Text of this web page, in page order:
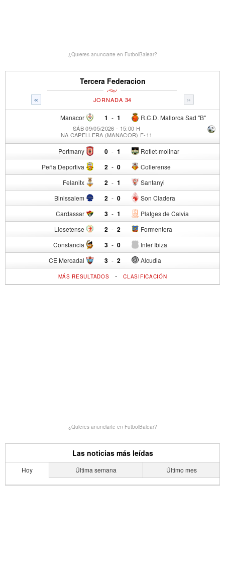
¿Quieres anunciarte en FutbolBalear?
Tercera Federacion
« »
JORNADA 34
Manacor 1 - R.C.D. Mallorca Sad "B"
1
SÁB 09/05/2026 - 15:00 H
NA CAPELLERA (MANACOR) F-11
Portmany 0 - Rotlet-molinar
1
Peña Deportiva 2 - Collerense
0
Felanitx 2 - Santanyi
1
Binissalem 2 - Son Cladera
0
Cardassar 3 - Platges de Calvia
1
Llosetense 2 - Formentera
2
Constancia 3 - Inter Ibiza
0
CE Mercadal 3 - Alcudia
2
MÁS RESULTADOS -CLASIFICACIÓN
¿Quieres anunciarte en FutbolBalear?
Las noticias más leídas
Hoy Última semana Último mes